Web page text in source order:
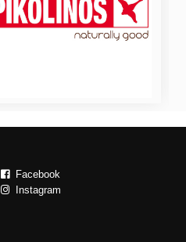
Facebook
Instagram